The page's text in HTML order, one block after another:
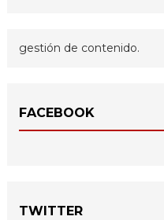
gestión de contenido.
FACEBOOK
TWITTER